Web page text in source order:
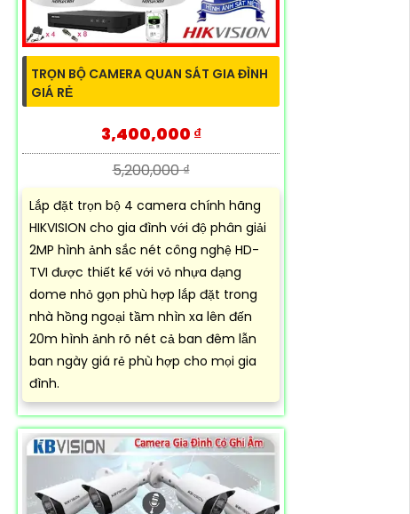
TRỌN BỘ CAMERA QUAN SÁT GIA ĐÌNH
GIÁ RẺ
3,400,000 ₫
5,200,000 ₫
Lắp đặt trọn bộ 4 camera chính hãng
HIKVISION cho gia đình với độ phân giải
2MP hình ảnh sắc nét công nghệ HD-
TVI được thiết kế với vỏ nhựa dạng
dome nhỏ gọn phù hợp lắp đặt trong
nhà hồng ngoại tầm nhìn xa lên đến
20m hình ảnh rõ nét cả ban đêm lẫn
ban ngày giá rẻ phù hợp cho mọi gia
đình.